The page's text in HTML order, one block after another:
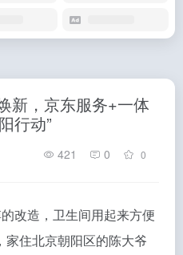
新，京东服务+一体
行动”
421 0 0
改造，卫生间用起来方便
家住北京朝阳区的陈大爷